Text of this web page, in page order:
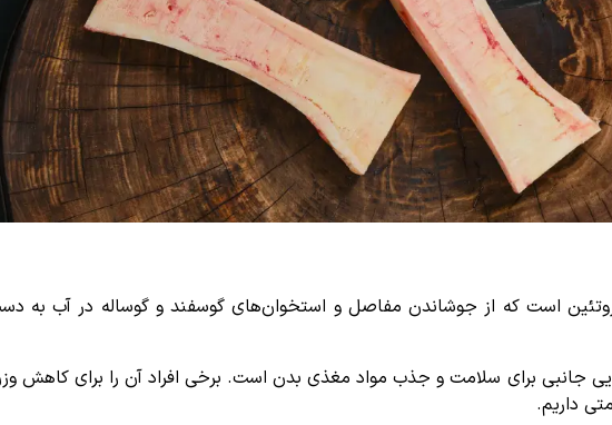
است که از جوشاندن مفاصل و استخوان‌های گوسفند و گوساله در آب به
جانبی برای سلامت و جذب مواد مغذی بدن است. برخی افراد آن را برای کاهش
داریم.